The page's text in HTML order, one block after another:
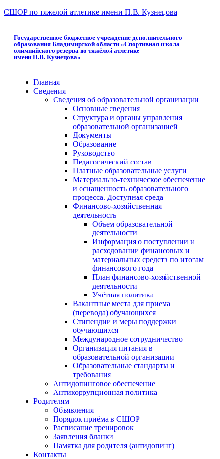
СШОР по тяжелой атлетике имени П.В. Кузнецова
Государственное бюджетное учреждение дополнительного
образования Владимирской области «Спортивная школа
олимпийского резерва по тяжёлой атлетике
имени П.В. Кузнецова»
Главная
Сведения
Сведения об образовательной организации
Основные сведения
Структура и органы управления
образовательной организацией
Документы
Образование
Руководство
Педагогический состав
Платные образовательные услуги
Материально-техническое обеспечение
и оснащенность образовательного
процесса. Доступная среда
Финансово-хозяйственная
деятельность
Объем образовательной
деятельности
Информация о поступлении и
расходовании финансовых и
материальных средств по итогам
финансового года
План финансово-хозяйственной
деятельности
Учётная политика
Вакантные места для приема
(перевода) обучающихся
Стипендии и меры поддержки
обучающихся
Международное сотрудничество
Организация питания в
образовательной организации
Образовательные стандарты и
требования
Антидопинговое обеспечение
Антикоррупционная политика
Родителям
Объявления
Порядок приёма в СШОР
Расписание тренировок
Заявления бланки
Памятка для родителя (антидопинг)
Контакты